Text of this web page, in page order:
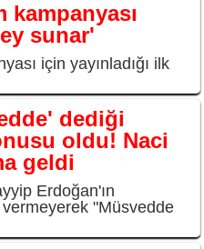
kampanyası
sunar'
için yayınladığı ilk
dediği
oldu! Naci
geldi
Erdoğan'ın
vermeyerek "Müsvedde